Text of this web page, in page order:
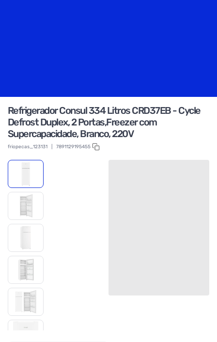
Refrigerador Consul 334 Litros CRD37EB - Cycle
Defrost Duplex, 2 Portas,Freezer com
Supercapacidade, Branco, 220V
friopecas_123131 7891129195455